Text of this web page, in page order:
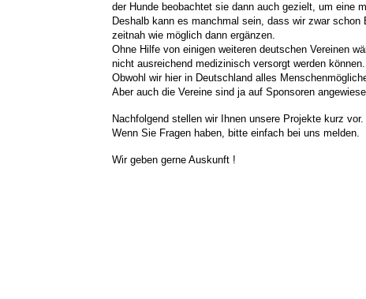
der Hunde beobachtet sie dann auch gezielt, um eine
Deshalb kann es manchmal sein, dass wir zwar
zeitnah wie möglich dann ergänzen.
Ohne Hilfe von einigen weiteren deutschen Vereinen
nicht ausreichend medizinisch versorgt werden
Obwohl wir hier in Deutschland alles
Aber auch die Vereine sind ja auf Sponsoren
Nachfolgend stellen wir Ihnen unsere Projekte kurz vor.
Wenn Sie Fragen haben, bitte einfach bei uns melden.
Wir geben gerne Auskunft !